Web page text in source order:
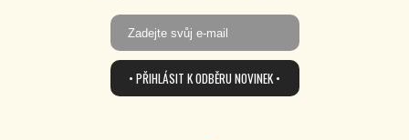
• PŘIHLÁSIT K ODBĚRU NOVINEK •